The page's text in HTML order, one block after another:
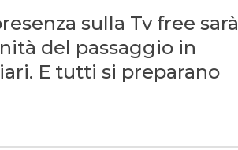
sulla Tv free sarà
del passaggio in
E tutti si preparano